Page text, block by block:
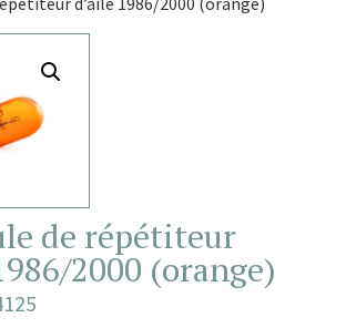
de répétiteur
2000 (orange)